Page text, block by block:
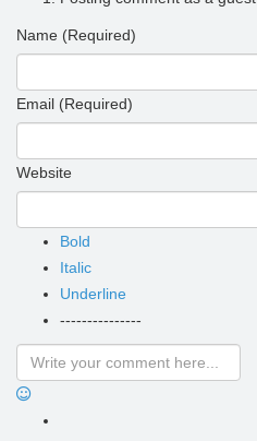
Name (Required)
Email (Required)
Website
Bold
Italic
Underline
---------------